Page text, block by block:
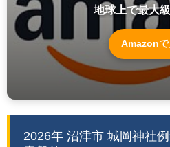
地球上で最大
Amazonで
2026年 沼津市 城岡神社